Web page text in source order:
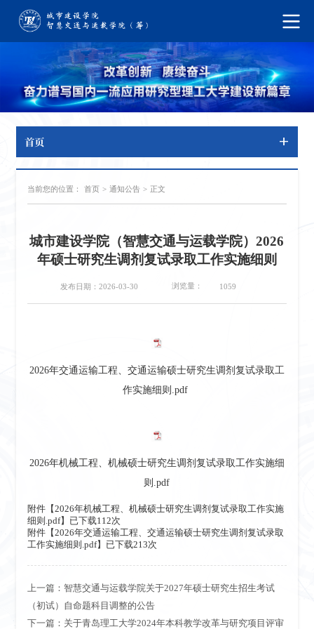
首页
当前您的位置： 首页 > 通知公告 > 正文
城市建设学院（智慧交通与运载学院）2026
年硕士研究生调剂复试录取工作实施细则
发布日期：2026-03-30 浏览量： 1059
2026年交通运输工程、交通运输硕士研究生调剂复试录取工
作实施细则.pdf
2026年机械工程、机械硕士研究生调剂复试录取工作实施细
则.pdf
附件【2026年机械工程、机械硕士研究生调剂复试录取工作实施
细则.pdf】已下载112次
附件【2026年交通运输工程、交通运输硕士研究生调剂复试录取
工作实施细则.pdf】已下载213次
上一篇： 智慧交通与运载学院关于2027年硕士研究生招生考试
（初试）自命题科目调整的公告
下一篇： 关于青岛理工大学2024年本科教学改革与研究项目评审